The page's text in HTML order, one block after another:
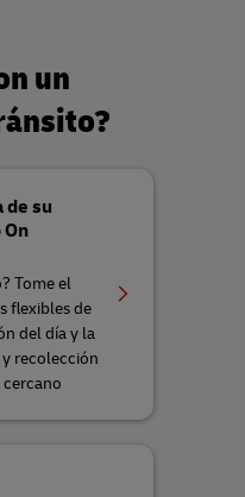
un
de su
Tome el
flexibles de
del día y la
recolección